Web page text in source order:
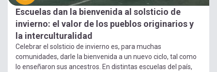
Escuelas dan la bienvenida al solsticio de
invierno: el valor de los pueblos originarios y
la interculturalidad
Celebrar el solsticio de invierno es, para muchas
comunidades, darle la bienvenida a un nuevo ciclo, tal como
lo enseñaron sus ancestros. En distintas escuelas del país,